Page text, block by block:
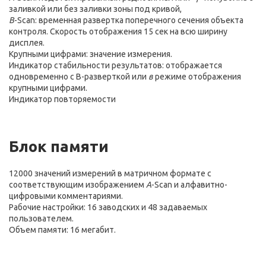
заливкой или без заливки зоны под кривой,
В-Scan: временная развертка поперечного сечения объекта
контроля. Скорость отображения 15 сек на всю ширину
дисплея.
Крупными цифрами: значение измерения.
Индикатор стабильности результатов: отображается
одновременно с В-разверткой или врежиме отображения
крупными цифрами.
Индикатор повторяемости
Блок памяти
12000 значений измерений в матричном формате с
соответствующим изображением A-Scan и алфавитно-
цифровыми комментариями.
Рабочие настройки: 16 заводских и 48 задаваемых
пользователем.
Объем памяти: 16 мегабит.